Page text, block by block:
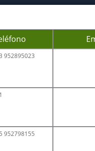
952895023
952798155